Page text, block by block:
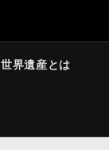
世界遺産とは